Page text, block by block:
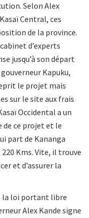
Selon Alex
Central, ces
de la province.
d’experts
jusqu’à son départ
Kapuku,
le projet mais
sur le site aux frais
Occidental a un
de ce projet et le
part de Kananga
Kms. Vite, il trouve
et d’assurer la
la loi portant libre
Alex Kande signe